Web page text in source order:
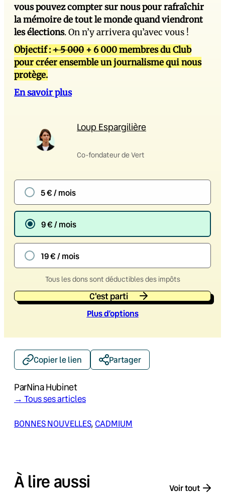
vous pouvez compter sur nous pour rafraîchir
la mémoire de tout le monde quand viendront
les élections. On n’y arrivera qu’avec vous !
Objectif :+ 5 000 + 6 000 membres du Club
pour créer ensemble un journalisme qui nous
protège.
En savoir plus
Loup Espargilière
Co-fondateur de Vert
5 € / mois
9 € / mois
19 € / mois
Tous les dons sont déductibles des impôts
C'est parti
Plus d’options
Copier le lien Partager
ParNina Hubinet
→ Tous ses articles
BONNES NOUVELLES, CADMIUM
À lire aussi Voir tout